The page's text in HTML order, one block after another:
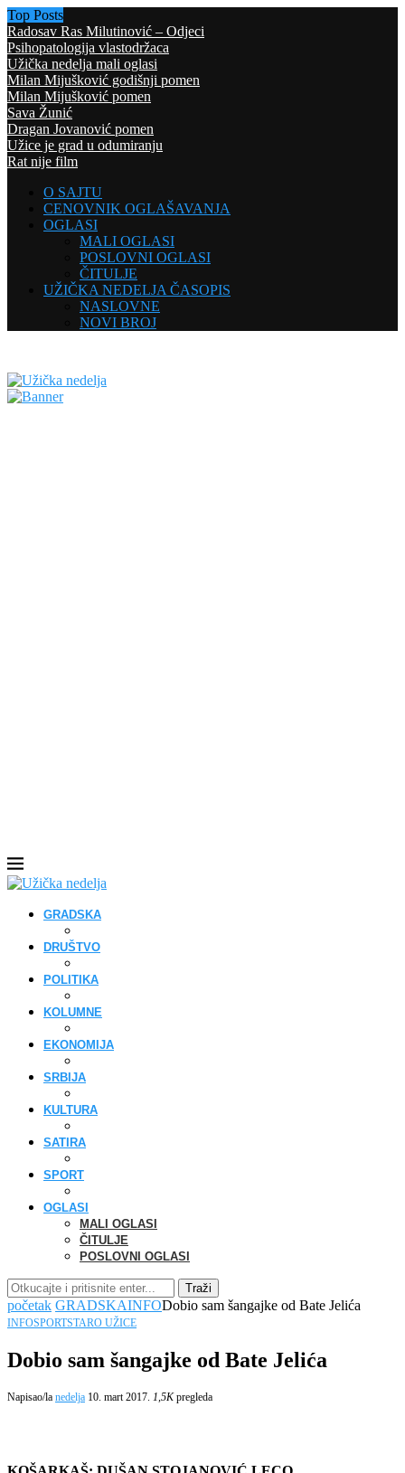
Top Posts
Radosav Ras Milutinović – Odjeci
Psihopatologija vlastodržaca
Užička nedelja mali oglasi
Milan Mijušković godišnji pomen
Milan Mijušković pomen
Sava Žunić
Dragan Jovanović pomen
Užice je grad u odumiranju
Rat nije film
O SAJTU
CENOVNIK OGLAŠAVANJA
OGLASI
MALI OGLASI
POSLOVNI OGLASI
ČITULJE
UŽIČKA NEDELJA ČASOPIS
NASLOVNE
NOVI BROJ
GRADSKA
DRUŠTVO
POLITIKA
KOLUMNE
EKONOMIJA
SRBIJA
KULTURA
SATIRA
SPORT
OGLASI
MALI OGLASI
ČITULJE
POSLOVNI OGLASI
Traži
početak GRADSKAINFODobio sam šangajke od Bate Jelića
INFOSPORTSTARO UŽICE
Dobio sam šangajke od Bate Jelića
Napisao/la nedelja 10. mart 2017. 1,5Kpregleda